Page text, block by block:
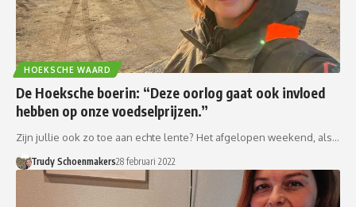
HOEKSCHE WAARD
De Hoeksche boerin: “Deze oorlog gaat ook invloed
hebben op onze voedselprijzen.”
Zijn jullie ook zo toe aan echte lente? Het afgelopen weekend, als…
Trudy Schoenmakers28 februari 2022